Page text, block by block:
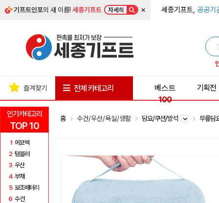
기프트인포의 새 이름!세종기프트 자세히 × 세종기프트, 공공기
인기카테고리
TOP 10
1 에코백
2 텀블러
3 우산
4 부채
5 보조배터리
6 수건
즐겨찾기 전체 카테고리
베스트
100
기획전
홈 수건/우산/욕실/생활 담요/쿠션/방석 무릎